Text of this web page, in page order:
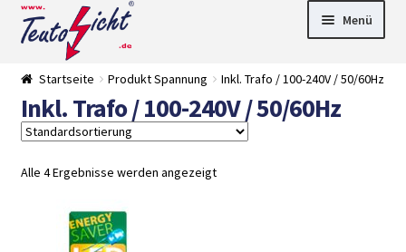
Zur
Navigation
springen
Springe
zum
Menü
► LED Panel
►
Pflanzenlich
►
Startseite Produkt Spannung Inkl. Trafo / 100-240V / 50/60Hz
Inkl. Trafo / 100-240V / 50/60Hz
Alle 4 Ergebnisse werden angezeigt